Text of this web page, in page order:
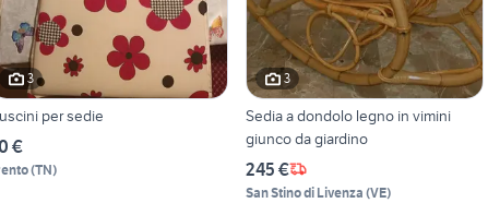
3
per sedie
€
(TN)
3
Sedia a dondolo legno in vimini
giunco da giardino
245 €
San Stino di Livenza (VE)